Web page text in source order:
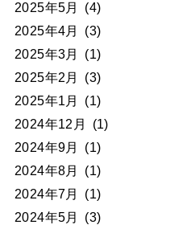
2025年5月
(4)
2025年4月
(3)
2025年3月
(1)
2025年2月
(3)
2025年1月
(1)
2024年12月
(1)
2024年9月
(1)
2024年8月
(1)
2024年7月
(1)
2024年5月
(3)